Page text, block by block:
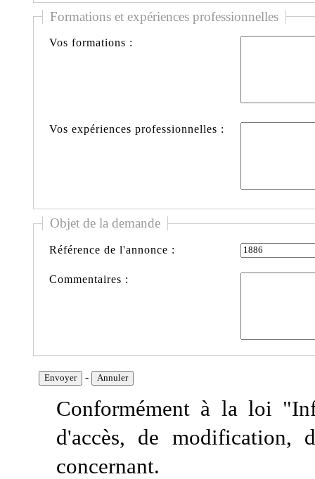
Formations et expériences professionnelles
Vos formations :
Vos expériences professionnelles :
Objet de la demande
Référence de l'annonce :
Commentaires :
-
Conformément à la loi
d'accès, de modification,
concernant.